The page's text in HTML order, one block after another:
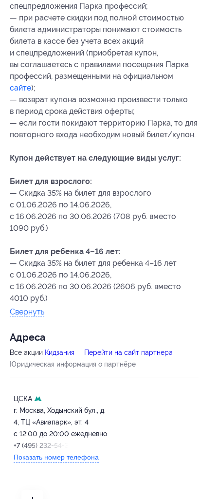
спецпредложения Парка профессий;
— при расчете скидки под полной стоимостью
билета администраторы понимают стоимость
билета в кассе без учета всех акций
и спецпредложений (приобретая купон,
вы соглашаетесь с правилами посещения Парка
профессий, размещенными на официальном
сайте);
— возврат купона возможно произвести только
в период срока действия оферты;
— если гости покидают территорию Парка, то для
повторного входа необходим новый билет/купон.
Купон действует на следующие виды услуг:
Билет для взрослого:
— Скидка 35% на билет для взрослого
с 01.06.2026 по 14.06.2026,
с 16.06.2026 по 30.06.2026 (708 руб. вместо
1090 руб.)
Билет для ребенка 4–16 лет:
— Скидка 35% на билет для ребенка 4–16 лет
с 01.06.2026 по 14.06.2026,
с 16.06.2026 по 30.06.2026 (2606 руб. вместо
4010 руб.)
Свернуть
Адресa
Все акции Кидзания
Перейти на сайт партнера
Юридическая информация о партнёре
ЦСКА
г. Москва, Ходынский бул., д.
4, ТЦ «Авиапарк», эт. 4
с 12:00 до 20:00 ежедневно
+7 (495) 232-54-39 (доб. 4)
Показать номер телефона